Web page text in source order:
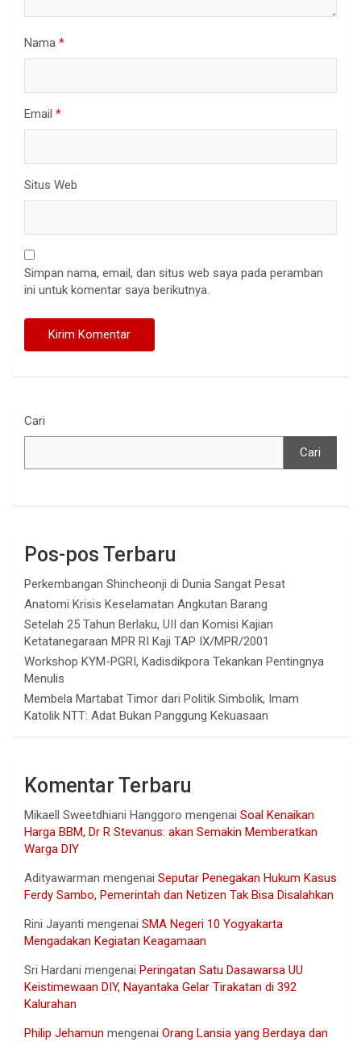
Nama *
Email *
Situs Web
Simpan nama, email, dan situs web saya pada peramban
ini untuk komentar saya berikutnya.
Cari
Cari
Pos-pos Terbaru
Perkembangan Shincheonji di Dunia Sangat Pesat
Anatomi Krisis Keselamatan Angkutan Barang
Setelah 25 Tahun Berlaku, UII dan Komisi Kajian
Ketatanegaraan MPR RI Kaji TAP IX/MPR/2001
Workshop KYM-PGRI, Kadisdikpora Tekankan Pentingnya
Menulis
Membela Martabat Timor dari Politik Simbolik, Imam
Katolik NTT: Adat Bukan Panggung Kekuasaan
Komentar Terbaru
Mikaell Sweetdhiani Hanggoro mengenai Soal Kenaikan
Harga BBM, Dr R Stevanus: akan Semakin Memberatkan
Warga DIY
Adityawarman mengenai Seputar Penegakan Hukum Kasus
Ferdy Sambo, Pemerintah dan Netizen Tak Bisa Disalahkan
Rini Jayanti mengenai SMA Negeri 10 Yogyakarta
Mengadakan Kegiatan Keagamaan
Sri Hardani mengenai Peringatan Satu Dasawarsa UU
Keistimewaan DIY, Nayantaka Gelar Tirakatan di 392
Kalurahan
Philip Jehamun mengenai Orang Lansia yang Berdaya dan